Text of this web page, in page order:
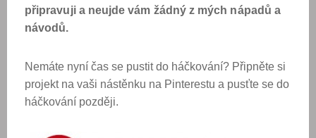
připravuji a neujde vám žádný z mých nápadů a
návodů.
Nemáte nyní čas se pustit do háčkování? Připněte si
projekt na vaši nástěnku na Pinterestu a pusťte se do
háčkování později.